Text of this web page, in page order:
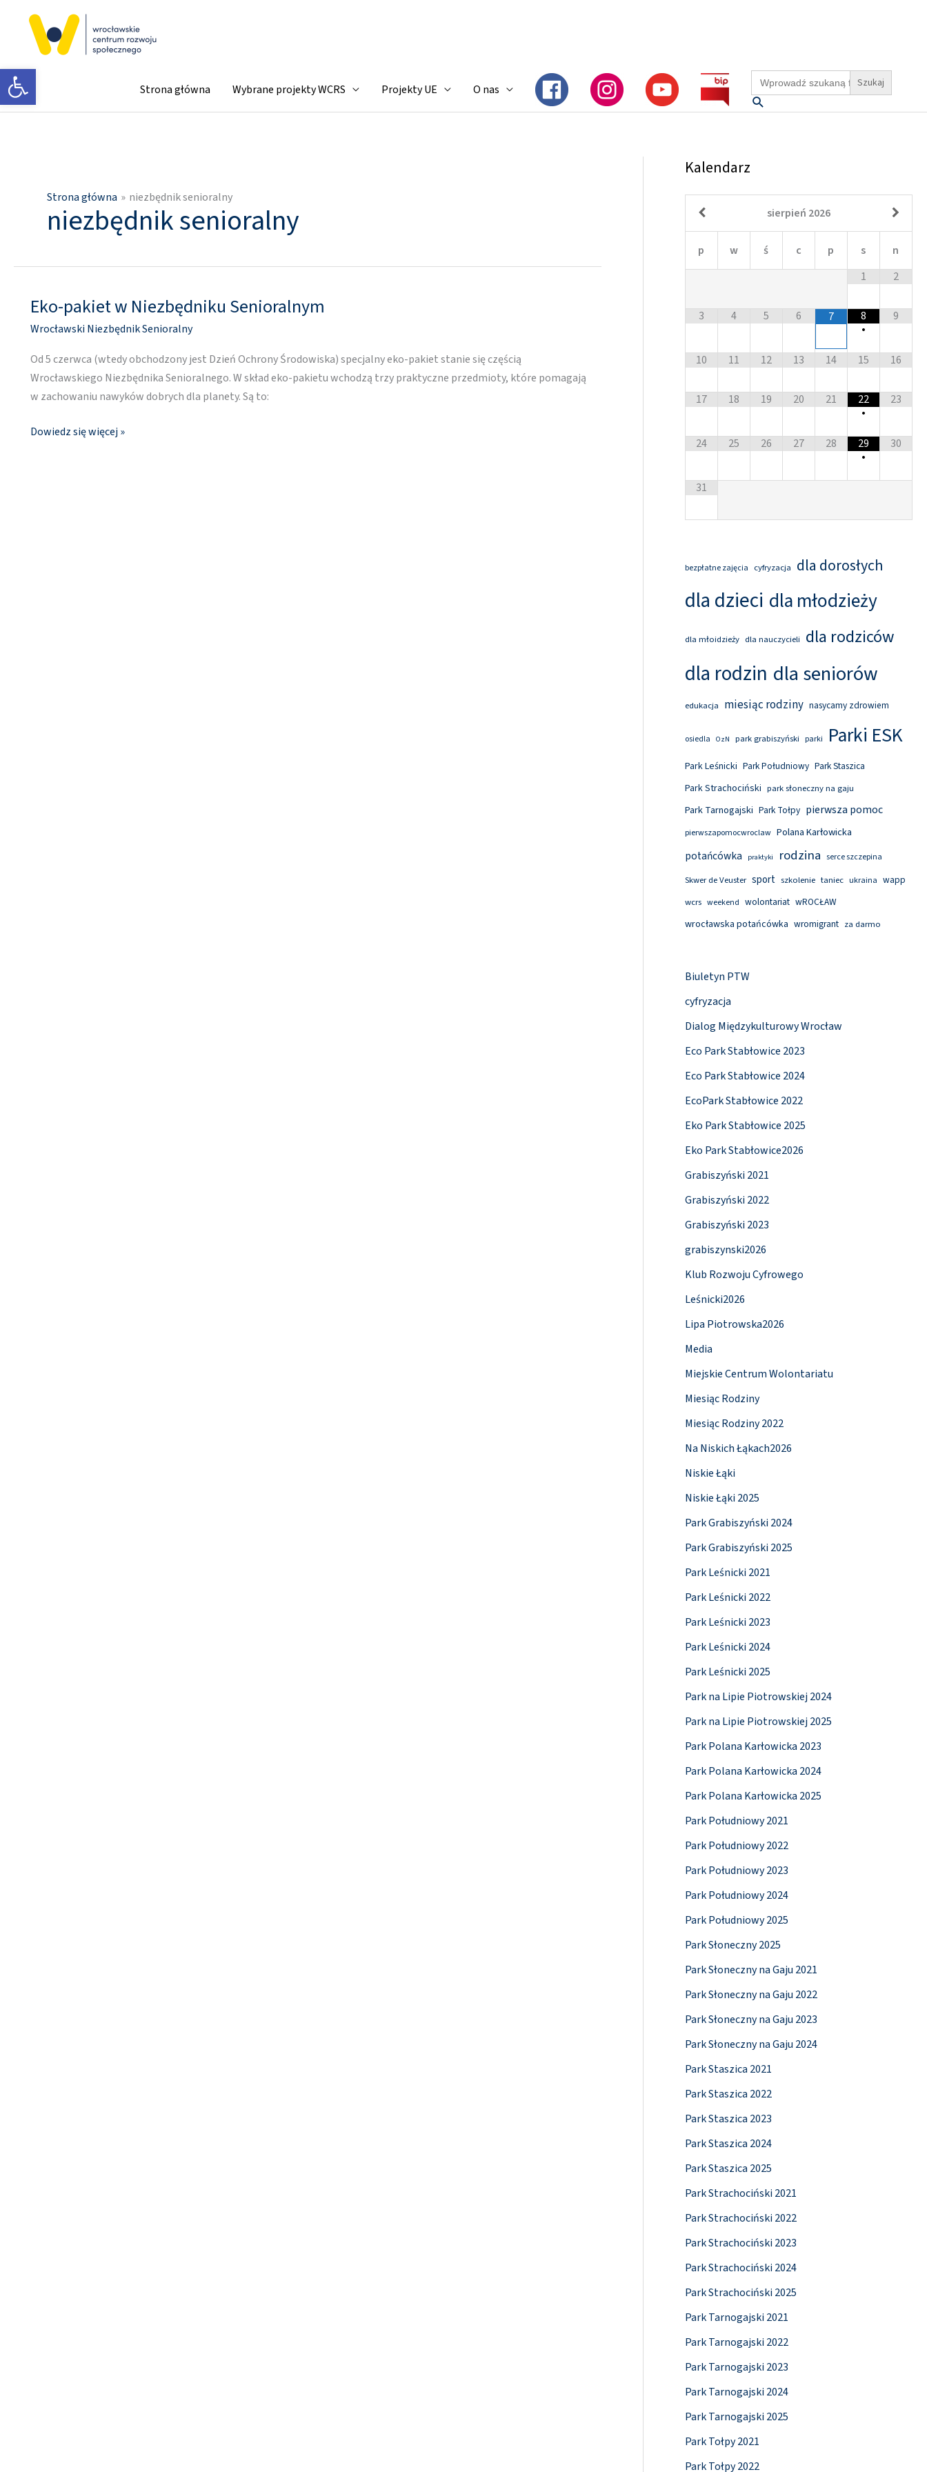
Otwórz pasek narzędzi Strona główna Wybrane projekty WCRS Projekty UE O nas
Search
for:
Szukaj
Strona główna niezbędnik senioralny
niezbędnik senioralny
Eko-pakiet w Niezbędniku Senioralnym
Wrocławski Niezbędnik Senioralny
Od 5 czerwca (wtedy obchodzony jest Dzień Ochrony Środowiska) specjalny eko-pakiet stanie się częścią
Wrocławskiego Niezbędnika Senioralnego. W skład eko-pakietu wchodzą trzy praktyczne przedmioty, które pomagają
w zachowaniu nawyków dobrych dla planety. Są to:
Eko-
pakiet
Niezbędniku
Senioralnym
Dowiedz się więcej »
Kalendarz
sierpień 2026
p w ś c p s
n
1
2
3 4 5 6 7
8
•
9
10 11 12 13 14 15 16
17 18 19 20 21
22
•
23
24 25 26 27 28
29
•
30
31
bezpłatne zajęcia cyfryzacja dla dorosłych
dla dzieci dla młodzieży
dla młoidzieży dla nauczycieli dla rodziców
dla rodzin dla seniorów
edukacja miesiąc rodziny nasycamy zdrowiem
osiedla OzN park grabiszyński parki Parki ESK
Park Leśnicki Park Południowy Park Staszica
Park Strachociński park słoneczny na gaju
Park Tarnogajski Park Tołpy pierwsza pomoc
pierwszapomocwroclaw Polana Karłowicka
potańcówka praktyki rodzina serce szczepina
Skwer de Veuster sport szkolenie taniec ukraina wapp
wcrs weekend wolontariat wROCŁAW
wrocławska potańcówka wromigrant za darmo
Biuletyn PTW
cyfryzacja
Dialog Międzykulturowy Wrocław
Eco Park Stabłowice 2023
Eco Park Stabłowice 2024
EcoPark Stabłowice 2022
Eko Park Stabłowice 2025
Eko Park Stabłowice2026
Grabiszyński 2021
Grabiszyński 2022
Grabiszyński 2023
grabiszynski2026
Klub Rozwoju Cyfrowego
Leśnicki2026
Lipa Piotrowska2026
Media
Miejskie Centrum Wolontariatu
Miesiąc Rodziny
Miesiąc Rodziny 2022
Na Niskich Łąkach2026
Niskie Łąki
Niskie Łąki 2025
Park Grabiszyński 2024
Park Grabiszyński 2025
Park Leśnicki 2021
Park Leśnicki 2022
Park Leśnicki 2023
Park Leśnicki 2024
Park Leśnicki 2025
Park na Lipie Piotrowskiej 2024
Park na Lipie Piotrowskiej 2025
Park Polana Karłowicka 2023
Park Polana Karłowicka 2024
Park Polana Karłowicka 2025
Park Południowy 2021
Park Południowy 2022
Park Południowy 2023
Park Południowy 2024
Park Południowy 2025
Park Słoneczny 2025
Park Słoneczny na Gaju 2021
Park Słoneczny na Gaju 2022
Park Słoneczny na Gaju 2023
Park Słoneczny na Gaju 2024
Park Staszica 2021
Park Staszica 2022
Park Staszica 2023
Park Staszica 2024
Park Staszica 2025
Park Strachociński 2021
Park Strachociński 2022
Park Strachociński 2023
Park Strachociński 2024
Park Strachociński 2025
Park Tarnogajski 2021
Park Tarnogajski 2022
Park Tarnogajski 2023
Park Tarnogajski 2024
Park Tarnogajski 2025
Park Tołpy 2021
Park Tołpy 2022